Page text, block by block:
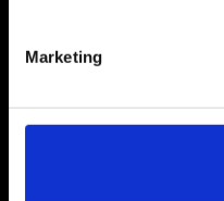
Marketing